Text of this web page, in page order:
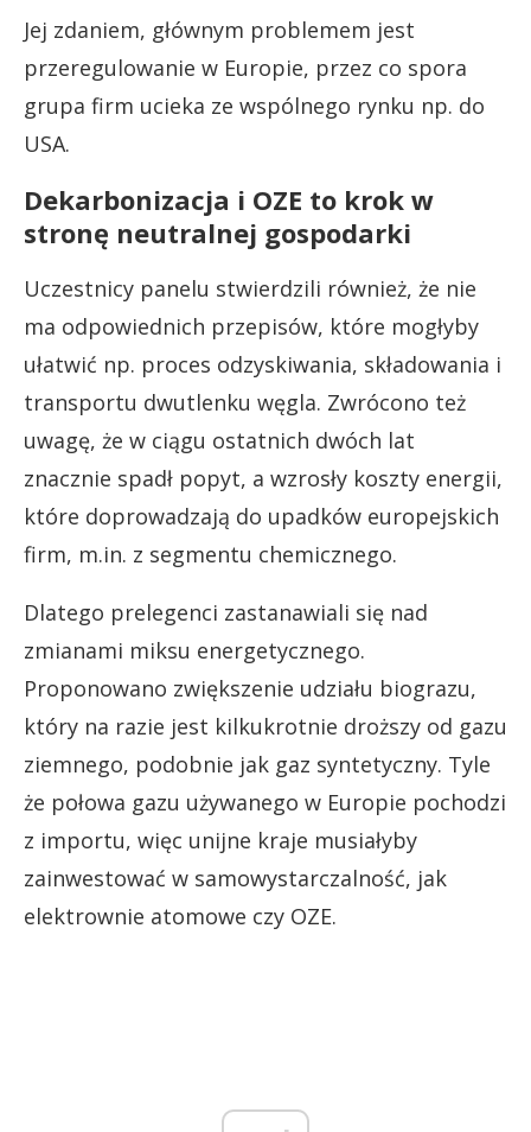
Jej zdaniem, głównym problemem jest
przeregulowanie w Europie, przez co spora
grupa firm ucieka ze wspólnego rynku np. do
USA.
Dekarbonizacja i OZE to krok w
stronę neutralnej gospodarki
Uczestnicy panelu stwierdzili również, że nie
ma odpowiednich przepisów, które mogłyby
ułatwić np. proces odzyskiwania, składowania i
transportu dwutlenku węgla. Zwrócono też
uwagę, że w ciągu ostatnich dwóch lat
znacznie spadł popyt, a wzrosły koszty energii,
które doprowadzają do upadków europejskich
firm, m.in. z segmentu chemicznego.
Dlatego prelegenci zastanawiali się nad
zmianami miksu energetycznego.
Proponowano zwiększenie udziału biograzu,
który na razie jest kilkukrotnie droższy od gazu
ziemnego, podobnie jak gaz syntetyczny. Tyle
że połowa gazu używanego w Europie pochodzi
z importu, więc unijne kraje musiałyby
zainwestować w samowystarczalność, jak
elektrownie atomowe czy OZE.